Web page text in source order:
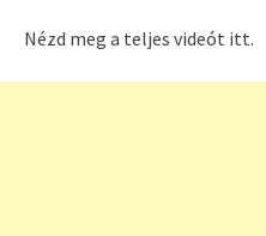
Nézd meg a teljes videót itt.